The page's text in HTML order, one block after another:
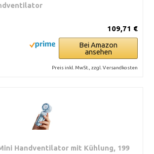
109,71 €
Bei Amazon
ansehen
Preis inkl. MwSt., zzgl. Versandkosten
Handventilator mit Kühlung, 199